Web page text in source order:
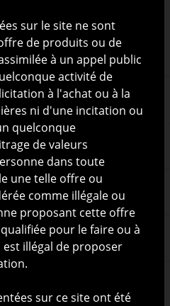
S.A.
sur le site ne sont
de produits ou de
à un appel public
activité de
à l'achat ou à la
ni d'une incitation ou
quelconque
de valeurs
dans toute
une telle offre ou
comme illégale ou
proposant cette offre
pour le faire ou à
illégal de proposer
sur ce site ont été